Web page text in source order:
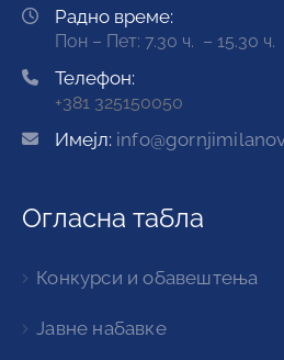
Радно време:
Пон – Пет: 7.30 ч. – 15.30 ч.
Телефон:
+381 325150050
Имејл:
Огласна табла
Конкурси и обавештења
Јавне набавке